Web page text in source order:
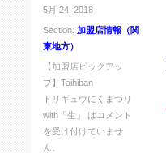
5月 24, 2018
Section: 加盟店情報（関
東地方）
【加盟店ピックアッ
プ】Taihiban
トリギュウにくまつり
with「生」 は コメント
を受け付けていませ
ん。